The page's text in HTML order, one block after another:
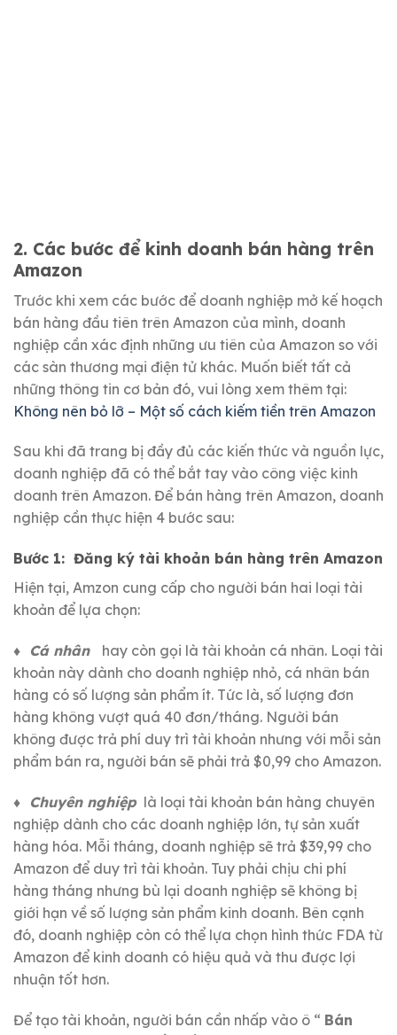
2. Các bước để kinh doanh bán hàng trên
Amazon
Trước khi xem các bước để doanh nghiệp mở kế hoạch
bán hàng đầu tiên trên Amazon của mình, doanh
nghiệp cần xác định những ưu tiên của Amazon so với
các sàn thương mại điện tử khác. Muốn biết tất cả
những thông tin cơ bản đó, vui lòng xem thêm tại:
Không nên bỏ lỡ – Một số cách kiếm tiền trên Amazon
Sau khi đã trang bị đầy đủ các kiến ​​thức và nguồn lực,
doanh nghiệp đã có thể bắt tay vào công việc kinh
doanh trên Amazon. Để bán hàng trên Amazon, doanh
nghiệp cần thực hiện 4 bước sau:
Bước 1: Đăng ký tài khoản bán hàng trên Amazon
Hiện tại, Amzon cung cấp cho người bán hai loại tài
khoản để lựa chọn:
♦ Cá nhân hay còn gọi là tài khoản cá nhân. Loại tài
khoản này dành cho doanh nghiệp nhỏ, cá nhân bán
hàng có số lượng sản phẩm ít. Tức là, số lượng đơn
hàng không vượt quá 40 đơn/tháng. Người bán
không được trả phí duy trì tài khoản nhưng với mỗi sản
phẩm bán ra, người bán sẽ phải trả $0,99 cho Amazon.
♦ Chuyên nghiệplà loại tài khoản bán hàng chuyên
nghiệp dành cho các doanh nghiệp lớn, tự sản xuất
hàng hóa. Mỗi tháng, doanh nghiệp sẽ trả $39,99 cho
Amazon để duy trì tài khoản. Tuy phải chịu chi phí
hàng tháng nhưng bù lại doanh nghiệp sẽ không bị
giới hạn về số lượng sản phẩm kinh doanh. Bên cạnh
đó, doanh nghiệp còn có thể lựa chọn hình thức FDA từ
Amazon để kinh doanh có hiệu quả và thu được lợi
nhuận tốt hơn.
Để tạo tài khoản, người bán cần nhấp vào ô “ Bán